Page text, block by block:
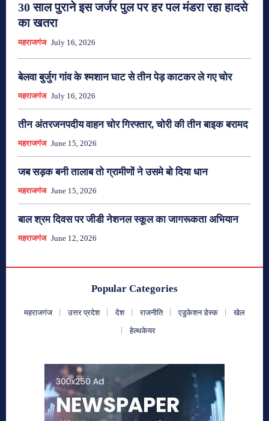
30 साल पुराने इस जर्जर पुल पर हर पल मंडरा रहा हादसे
का खतरा
महराजगंज July 16, 2026
बेलवा बुर्जुग गांव के श्मशान घाट से तीन पेड़ काटकर ले गए चोर
महराजगंज July 16, 2026
तीन अंतरजनपदीय वाहन चोर गिरफ्तार, चोरी की तीन बाइक बरामद
महराजगंज June 15, 2026
जब सड़क बनी तालाब तो ग्रामीणों ने उसमे बो दिया धान
महराजगंज June 15, 2026
बाल श्रम दिवस पर जीडी नेशनल स्कूल का जागरूकता अभियान
महराजगंज June 12, 2026
Popular Categories
महराजगंज उत्तर प्रदेश देश राजनीति एडुकेशन डेस्क
खेल
हेल्थकेयर